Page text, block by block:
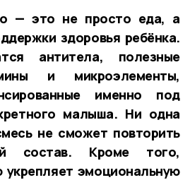
— это не просто еда, а
здоровья ребёнка.
антитела, полезные
и микроэлементы,
именно под
малыша. Ни одна
не сможет повторить
состав. Кроме того,
укрепляет эмоциональную